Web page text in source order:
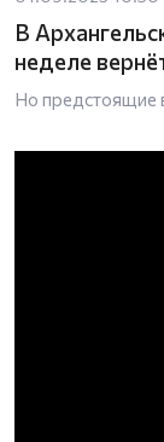
В
неделе
Но предстоящие